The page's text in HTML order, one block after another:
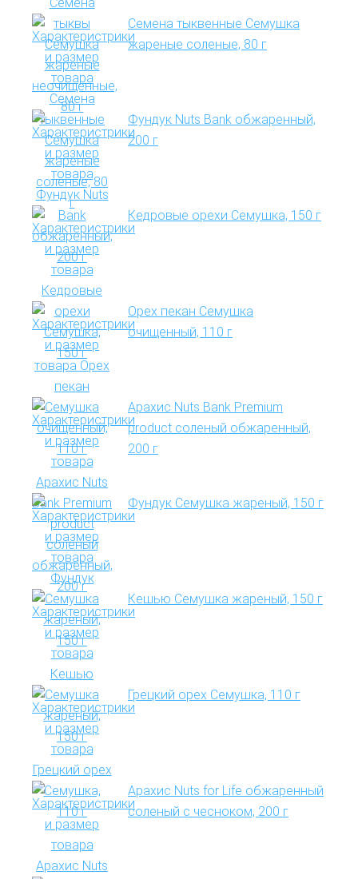
Семена тыквенные Семушка
жареные соленые, 80 г
Фундук Nuts Bank обжаренный,
200 г
Кедровые орехи Семушка, 150 г
Орех пекан Семушка
очищенный, 110 г
Арахис Nuts Bank Premium
product соленый обжаренный,
200 г
Фундук Семушка жареный, 150 г
Кешью Семушка жареный, 150 г
Грецкий орех Семушка, 110 г
Арахис Nuts for Life обжаренный
соленый с чесноком, 200 г